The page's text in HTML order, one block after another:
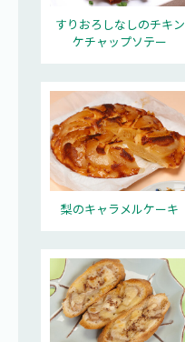
すりおろしなしのチキン
ケチャップソテー
梨のキャラメルケーキ